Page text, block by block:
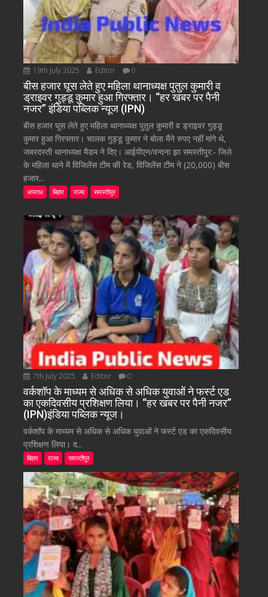
19th July 2025 Editor 0
बीस हजार घूस लेते हुए महिला थानाध्यक्ष पुतुल कुमारी व
ड्राइवर गुड्डू कुमार हुआ गिरफ्तार। “हर खबर पर पैनी
नजर” इंडिया पब्लिक न्यूज (IPN)
बीस हजार घूस लेते हुए महिला थानाध्यक्ष पुतुल कुमारी व ड्राइवर गुड्डू
कुमार हुआ गिरफ्तार। चालक गुड्डू कुमार ने बोला मैंने रुपए नहीं मांगे थे,
जबरदस्ती थानाध्यक्ष मैडम ने दिए। आईपीएन/वन्दना झा समस्तीपुर:- जिले
के महिला थाने में विजिलेंस टीम की रेड, विजिलेंस टीम ने (20,000) बीस
हजार...
अपराध बिहार राज्य समस्तीपुर
7th July 2025 Editor 0
वर्कशॉप के माध्यम से अधिक से अधिक युवाओं ने फर्स्ट एड
का एकदिवसीय प्रशिक्षण लिया। “हर खबर पर पैनी नजर”
(IPN)इंडिया पब्लिक न्यूज।
वर्कशॉप के माध्यम से अधिक से अधिक युवाओं ने फर्स्ट एड का एकदिवसीय
प्रशिक्षण लिया। द...
बिहार राज्य समस्तीपुर